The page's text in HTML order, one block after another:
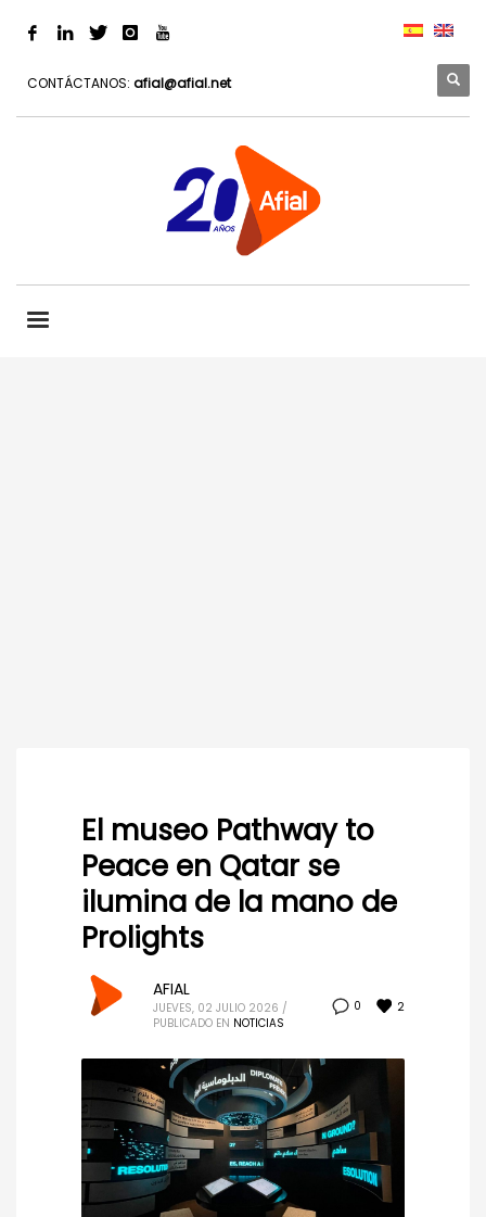
CONTÁCTANOS: afial@afial.net
El museo Pathway to
Peace en Qatar se
ilumina de la mano de
Prolights
0 2
AFIAL
JUEVES, 02 JULIO 2026 /
PUBLICADO EN NOTICIAS